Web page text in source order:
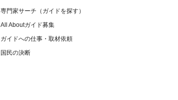
専門家サーチ（ガイドを探す）
All Aboutガイド募集
ガイドへの仕事・取材依頼
国民の決断